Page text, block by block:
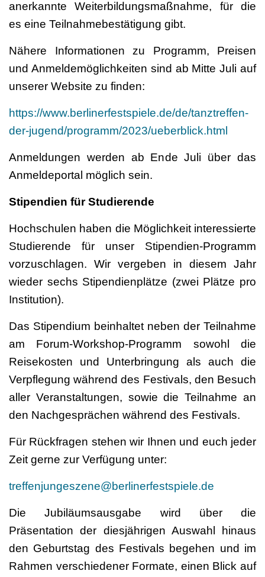
anerkannte Weiterbildungsmaßnahme, für die
es eine Teilnahmebestätigung gibt.
Nähere Informationen zu Programm, Preisen
und Anmeldemöglichkeiten sind ab Mitte Juli auf
unserer Website zu finden:
https://www.berlinerfestspiele.de/de/tanztreffen-
der-jugend/programm/2023/ueberblick.html
Anmeldungen werden ab Ende Juli über das
Anmeldeportal möglich sein.
Stipendien für Studierende
Hochschulen haben die Möglichkeit interessierte
Studierende für unser Stipendien-Programm
vorzuschlagen. Wir vergeben in diesem Jahr
wieder sechs Stipendienplätze (zwei Plätze pro
Institution).
Das Stipendium beinhaltet neben der Teilnahme
am Forum-Workshop-Programm sowohl die
Reisekosten und Unterbringung als auch die
Verpflegung während des Festivals, den Besuch
aller Veranstaltungen, sowie die Teilnahme an
den Nachgesprächen während des Festivals.
Für Rückfragen stehen wir Ihnen und euch jeder
Zeit gerne zur Verfügung unter:
treffenjungeszene@berlinerfestspiele.de
Die Jubiläumsausgabe wird über die
Präsentation der diesjährigen Auswahl hinaus
den Geburtstag des Festivals begehen und im
Rahmen verschiedener Formate, einen Blick auf